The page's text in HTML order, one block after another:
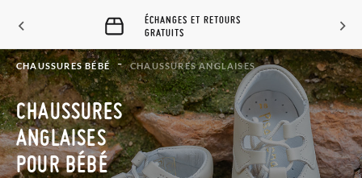
ÉCHANGES ET RETOURS
GRATUITS
CHAUSSURES BÉBÉ CHAUSSURES ANGLAISES
CHAUSSURES
ANGLAISES
POUR BÉBÉ